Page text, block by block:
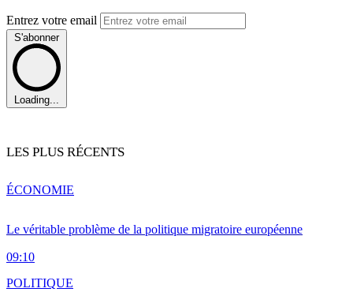
Entrez votre email
S'abonner
Loading...
LES PLUS RÉCENTS
Le véritable problème de la politique migratoire européenne
09:10
ÉCONOMIE
POLITIQUE